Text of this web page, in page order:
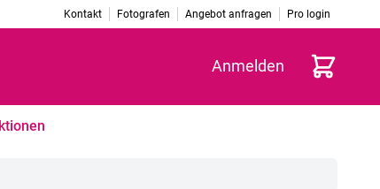
Kontakt Fotografen Angebot anfragen Pro login
Anmelden Warenkorb